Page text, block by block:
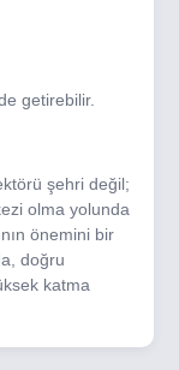
getirebilir.
şehri değil;
olma yolunda
önemini bir
doğru
katma